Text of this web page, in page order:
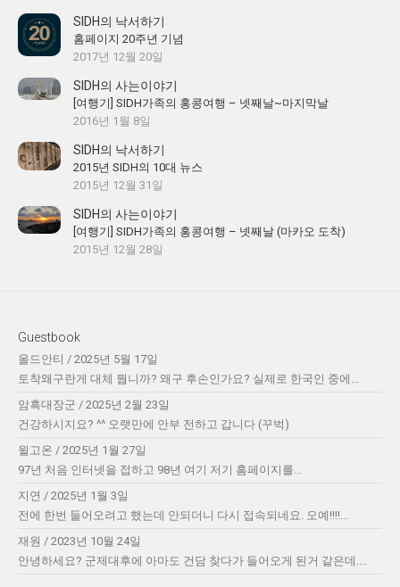
SIDH의 낙서하기
홈페이지 20주년 기념
2017년 12월 20일
SIDH의 사는이야기
[여행기] SIDH가족의 홍콩여행 – 넷째날~마지막날
2016년 1월 8일
SIDH의 낙서하기
2015년 SIDH의 10대 뉴스
2015년 12월 31일
SIDH의 사는이야기
[여행기] SIDH가족의 홍콩여행 – 넷째날 (마카오 도착)
2015년 12월 28일
Guestbook
올드안티 / 2025년 5월 17일
토착왜구란게 대체 뭡니까? 왜구 후손인가요? 실제로 한국인 중에...
암흑대장군 / 2025년 2월 23일
건강하시지요? ^^ 오랫만에 안부 전하고 갑니다 (꾸벅)
윌고온 / 2025년 1월 27일
97년 처음 인터넷을 접하고 98년 여기 저기 홈페이지를...
지연 / 2025년 1월 3일
전에 한번 들어오려고 했는데 안되더니 다시 접속되네요. 오예!!!!...
재원 / 2023년 10월 24일
안녕하세요? 군제대후에 아마도 건담 찾다가 들어오게 된거 같은데....